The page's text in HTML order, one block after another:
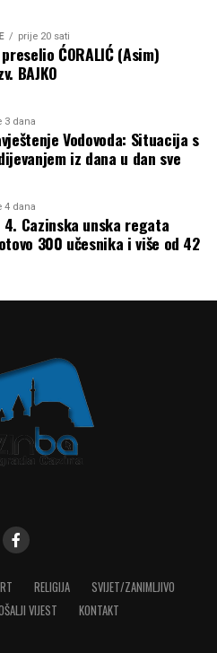
prije 20 sati
ĆORALIĆ (Asim)
BAJKO
3 dana
Vodovoda: Situacija s
iz dana u dan sve
4 dana
4. Cazinska unska regata
300 učesnika i više od 42
RELIGIJA
SVIJET/ZANIMLJIVO
VIJEST KONTAKT